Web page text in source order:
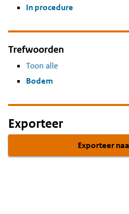
In procedure
Trefwoorden
Toon alle
Bodem
Exporteer
Exporteer